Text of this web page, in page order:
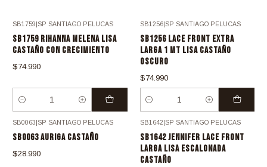
SB1759|SP SANTIAGO PELUCAS
SB1759 RIHANNA MELENA LISA
CASTAÑO CON CRECIMIENTO
$74.990
Cantidad
SB1256|SP SANTIAGO PELUCAS
SB1256 LACE FRONT EXTRA
LARGA 1 MT LISA CASTAÑO
OSCURO
$74.990
Cantidad
SB0063 SP SANTIAGO PELUCAS
SB0063 AURIGA CASTAÑO
$28.990
SB1642 SP SANTIAGO PELUCAS
SB1642 JENNIFER LACE FRONT
LARGA LISA ESCALONADA
CASTAÑO